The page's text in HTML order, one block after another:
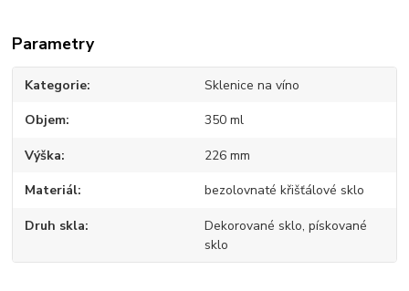
Parametry
Kategorie Sklenice na víno
Objem 350 ml
Výška 226 mm
Materiál bezolovnaté křišťálové sklo
Druh skla
Dekorované sklo, pískované
sklo